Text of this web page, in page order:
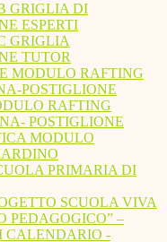
GRIGLIA DI
ESPERTI
GRIGLIA
TUTOR
MODULO RAFTING
POSTIGLIONE
RAFTING
POSTIGLIONE
MODULO
PRIMARIA DI
SCUOLA VIVA
PEDAGOGICO” –
CALENDARIO -